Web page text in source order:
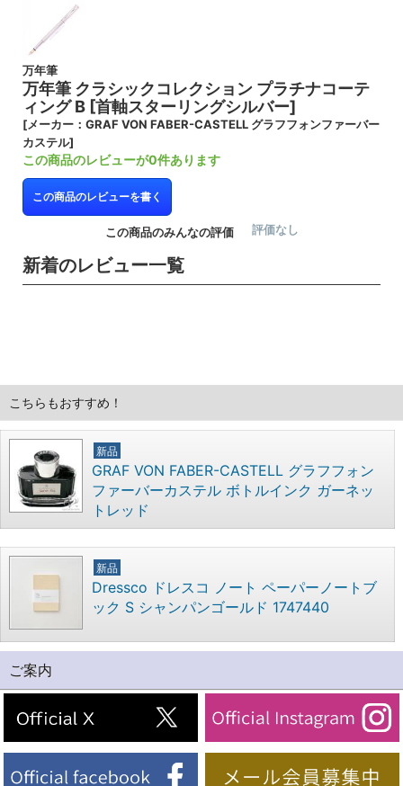
万年筆
万年筆 クラシックコレクション プラチナコーテ
ィング B [首軸スターリングシルバー]
[メーカー：GRAF VON FABER-CASTELL グラフフォンファーバー
カステル]
この商品のレビューが0件あります
この商品のレビューを書く
この商品のみんなの評価 評価なし
新着のレビュー一覧
こちらもおすすめ！
新品
GRAF VON FABER-CASTELL グラフフォン
ファーバーカステル ボトルインク ガーネッ
トレッド
新品
Dressco ドレスコ ノート ペーパーノートブ
ック S シャンパンゴールド 1747440
ご案内